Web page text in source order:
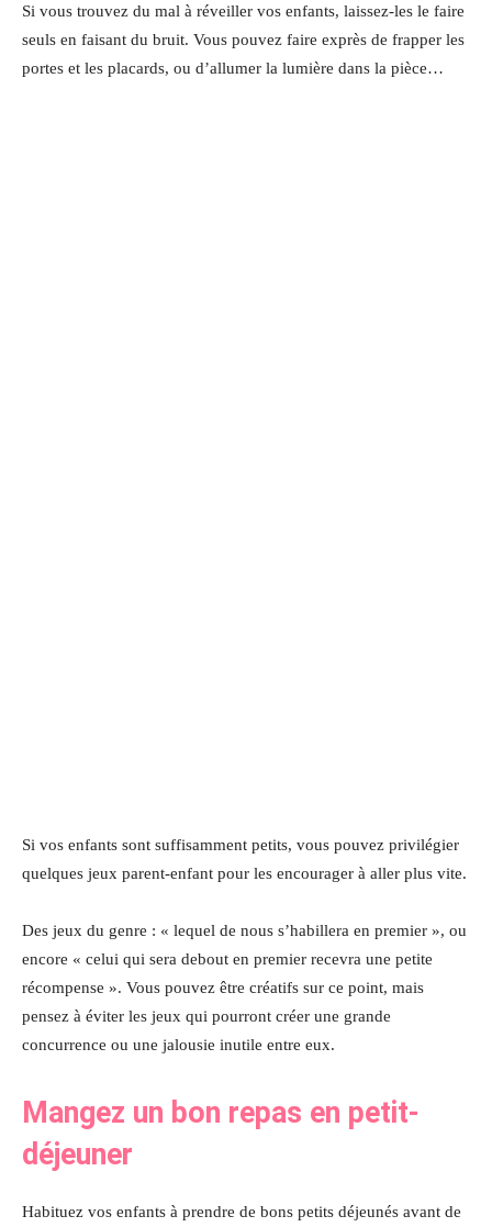
Si vous trouvez du mal à réveiller vos enfants, laissez-les le faire
seuls en faisant du bruit. Vous pouvez faire exprès de frapper les
portes et les placards, ou d’allumer la lumière dans la pièce…
Si vos enfants sont suffisamment petits, vous pouvez privilégier
quelques jeux parent-enfant pour les encourager à aller plus vite.
Des jeux du genre : « lequel de nous s’habillera en premier », ou
encore « celui qui sera debout en premier recevra une petite
récompense ». Vous pouvez être créatifs sur ce point, mais
pensez à éviter les jeux qui pourront créer une grande
concurrence ou une jalousie inutile entre eux.
Mangez un bon repas en petit-
déjeuner
Habituez vos enfants à prendre de bons petits déjeunés avant de